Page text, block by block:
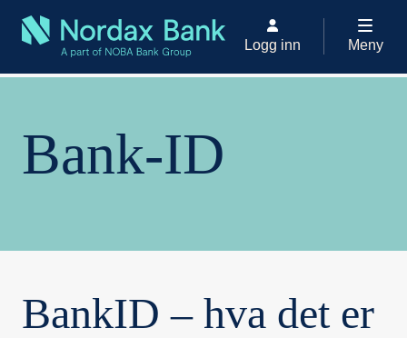
Logg inn Meny
Bankid
Bank-ID
BankID – hva det er